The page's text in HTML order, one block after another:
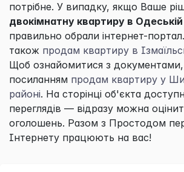
потрібне. У випадку, якщо Ваше
двокімнатну квартиру в Одеській
правильно обрали інтернет-
також продам квартиру в
Щоб ознайомитися з документами,
посиланням продам квартиру у
районі. На сторінці об'єкта
переглядів — відразу можна
оголошень. Разом з Простодом
Інтернету працюють на вас!